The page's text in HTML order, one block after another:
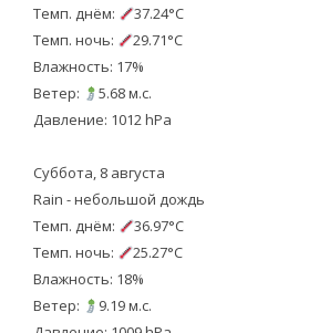
Темп. днём:
37.24°C
Темп. ночь:
29.71°C
Влажность: 17%
Ветер:
5.68 м.с.
Давление: 1012 hPa
Суббота, 8 августа
Rain - небольшой дождь
Темп. днём:
36.97°C
Темп. ночь:
25.27°C
Влажность: 18%
Ветер:
9.19 м.с.